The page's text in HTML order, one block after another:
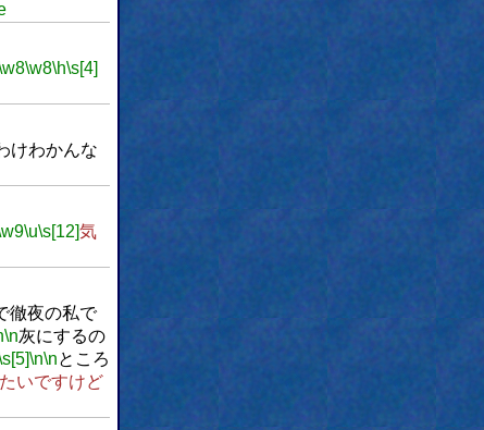
\w8\h\s[4]
わかんな
\u\s[12]気
徹夜の私で
\n灰にするの
\n\nところ
いですけど